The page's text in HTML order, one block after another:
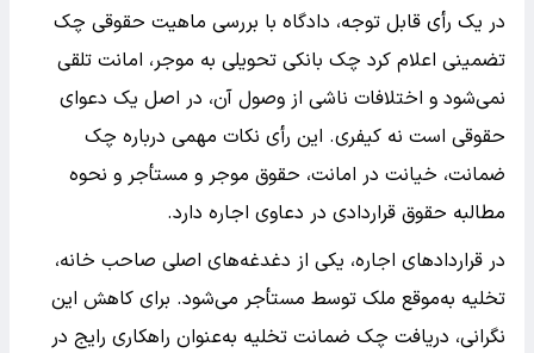
در یک رأی قابل توجه، دادگاه با بررسی ماهیت حقوقی چک
تضمینی اعلام کرد چک بانکی تحویلی به موجر، امانت تلقی
نمی‌شود و اختلافات ناشی از وصول آن، در اصل یک دعوای
حقوقی است نه کیفری. این رأی نکات مهمی درباره چک
ضمانت، خیانت در امانت، حقوق موجر و مستأجر و نحوه
مطالبه حقوق قراردادی در دعاوی اجاره دارد.
در قرارداد‌های اجاره، یکی از دغدغه‌های اصلی صاحب خانه،
تخلیه به‌موقع ملک توسط مستأجر می‌شود. برای کاهش این
نگرانی، دریافت چک ضمانت تخلیه به‌عنوان راهکاری رایج در